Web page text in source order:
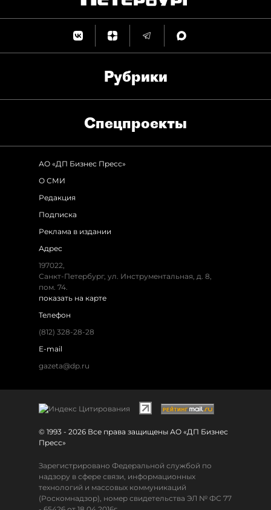
Рубрики
Спец­проекты
АО «ДП Бизнес Пресс»
О СМИ
Редакция
Подписка
Реклама в издании
Адрес
197022,
Санкт-Петербург, ул. Инструментальная, д. 8,
пом. 74.
показать на карте
Телефон
(812) 328-28-28
E-mail
gazeta@dp.ru
© 1993 - 2026 Все права защищены АО «ДП Бизнес
Пресс»
Зарегистрировано Федеральной службой по
надзору в сфере связи, информационных
технологий и массовых коммуникаций
(Роскомнадзор), номер свидетельства ЭЛ № ФС 77